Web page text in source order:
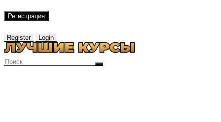
Регистрация
Register Login